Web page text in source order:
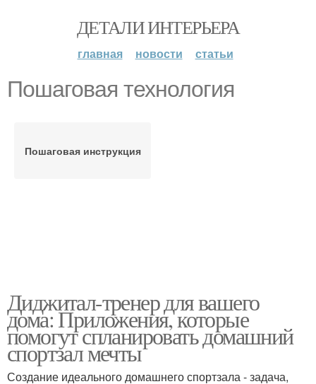
ДЕТАЛИ ИНТЕРЬЕРА
главная новости статьи
Пошаговая технология
Пошаговая инструкция
Диджитал-тренер для вашего
дома: Приложения, которые
помогут спланировать домашний
спортзал мечты
Создание идеального домашнего спортзала - задача,